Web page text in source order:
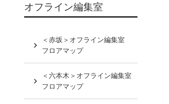
オフライン編集室
＜赤坂＞オフライン編集室
フロアマップ
＜六本木＞オフライン編集室
フロアマップ